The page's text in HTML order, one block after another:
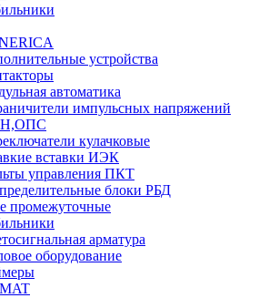
устройства
автоматика
импульсных напряжений
кулачковые
вставки ИЭК
управления ПКТ
блоки РБД
промежуточные
арматура
оборудование